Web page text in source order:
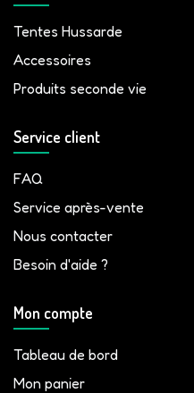
Tentes Hussarde
Accessoires
Produits seconde vie
Service client
FAQ
Service après-vente
Nous contacter
Besoin d'aide ?
Mon compte
Tableau de bord
Mon panier